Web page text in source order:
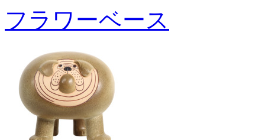
フラワーベース